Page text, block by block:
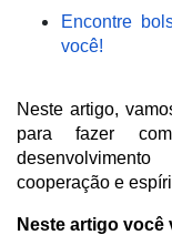
Encontre
você!
Neste artigo,
para fazer
cooperação e
Neste artigo você